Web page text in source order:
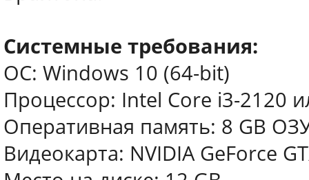
Системные требования:
ОС: Windows 10 (64-bit)
Процессор: Intel Core i3-2120
Оперативная память: 8 GB
Видеокарта: NVIDIA GeForce